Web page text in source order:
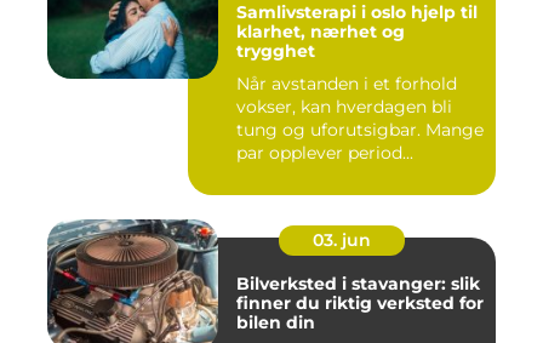
Samlivsterapi i oslo hjelp til
klarhet, nærhet og
trygghet
Når avstanden i et forhold
vokser, kan hverdagen bli
tung og uforutsigbar. Mange
par opplever period...
03. jun
Bilverksted i stavanger: slik
finner du riktig verksted for
bilen din